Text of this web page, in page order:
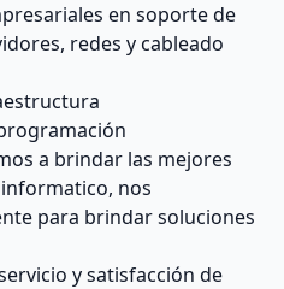
en soporte de
redes y cableado
a brindar las mejores
nos
para brindar soluciones
y satisfacción de